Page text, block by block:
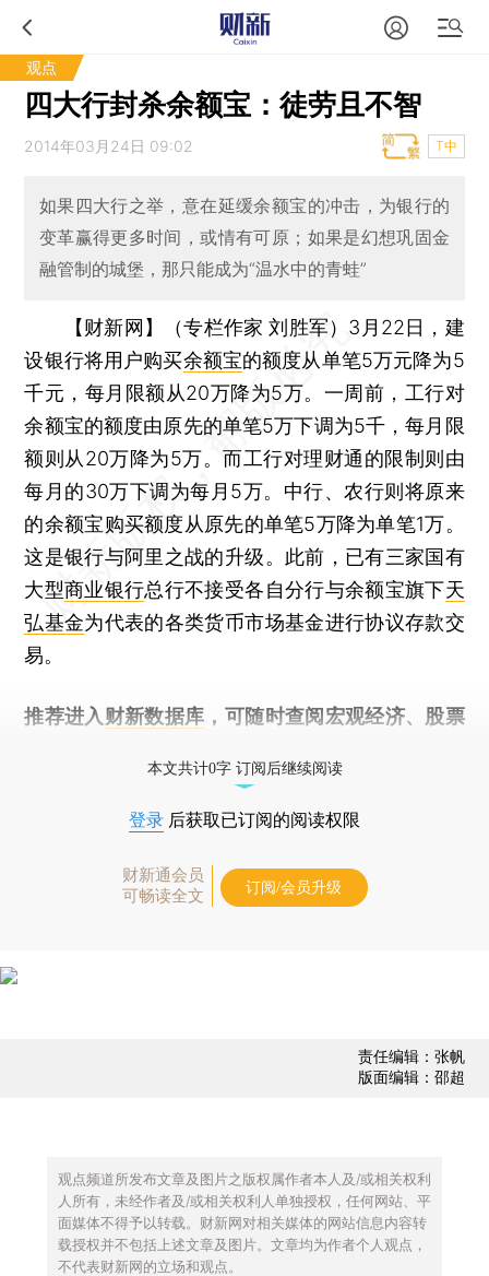
观点
四大行封杀余额宝：徒劳且不智
2014年03月24日 09:02 T中
如果四大行之举，意在延缓余额宝的冲击，为银行的
变革赢得更多时间，或情有可原；如果是幻想巩固金
融管制的城堡，那只能成为“温水中的青蛙”
【财新网】（专栏作家 刘胜军） 3月22日，建
设银行将用户购买余额宝的额度从单笔5万元降为5
千元，每月限额从20万降为5万。一周前，工行对
余额宝的额度由原先的单笔5万下调为5千，每月限
额则从20万降为5万。而工行对理财通的限制则由
每月的30万下调为每月5万。中行、农行则将原来
的余额宝购买额度从原先的单笔5万降为单笔1万。
这是银行与阿里之战的升级。此前，已有三家国有
大型商业银行总行不接受各自分行与余额宝旗下天
弘基金为代表的各类货币市场基金进行协议存款交
易。
推荐进入 财新数据库 ，可随时查阅宏观经济、股票
本文共计0字 订阅后继续阅读
登录 后获取已订阅的阅读权限
财新通会员
可畅读全文
订阅/会员升级
责任编辑：张帆
版面编辑：邵超
观点频道所发布文章及图片之版权属作者本人及/或相关权利
人所有，未经作者及/或相关权利人单独授权，任何网站、平
面媒体不得予以转载。财新网对相关媒体的网站信息内容转
载授权并不包括上述文章及图片。文章均为作者个人观点，
不代表财新网的立场和观点。